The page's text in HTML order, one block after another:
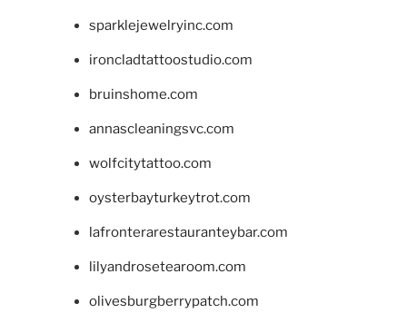
sparklejewelryinc.com
ironcladtattoostudio.com
bruinshome.com
annascleaningsvc.com
wolfcitytattoo.com
oysterbayturkeytrot.com
lafronterarestauranteybar.com
lilyandrosetearoom.com
olivesburgberrypatch.com